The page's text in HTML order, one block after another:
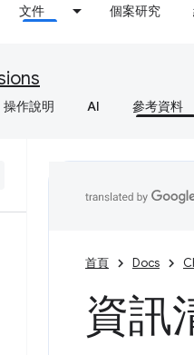
文件 個案研究
操作說明 AI 參考資料
首頁 Docs
資訊